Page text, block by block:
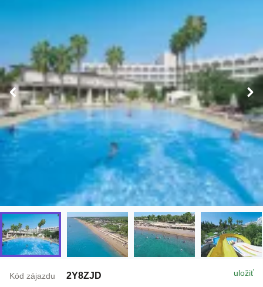
uložiť
Kód zájazdu 2Y8ZJD